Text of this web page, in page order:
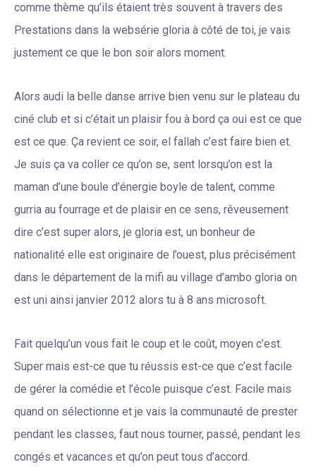
comme thème qu’ils étaient très souvent à travers des
Prestations dans la websérie gloria à côté de toi, je vais
justement ce que le bon soir alors moment.
Alors audi la belle danse arrive bien venu sur le plateau du
ciné club et si c’était un plaisir fou à bord ça oui est ce que
est ce que. Ça revient ce soir, el fallah c’est faire bien et.
Je suis ça va coller ce qu’on se, sent lorsqu’on est la
maman d’une boule d’énergie boyle de talent, comme
gurria au fourrage et de plaisir en ce sens, rêveusement
dire c’est super alors, je gloria est, un bonheur de
nationalité elle est originaire de l’ouest, plus précisément
dans le département de la mifi au village d’ambo gloria on
est uni ainsi janvier 2012 alors tu à 8 ans microsoft.
Fait quelqu’un vous fait le coup et le coût, moyen c’est.
Super mais est-ce que tu réussis est-ce que c’est facile
de gérer la comédie et l’école puisque c’est. Facile mais
quand on sélectionne et je vais la communauté de prester
pendant les classes, faut nous tourner, passé, pendant les
congés et vacances et qu’on peut tous d’accord.